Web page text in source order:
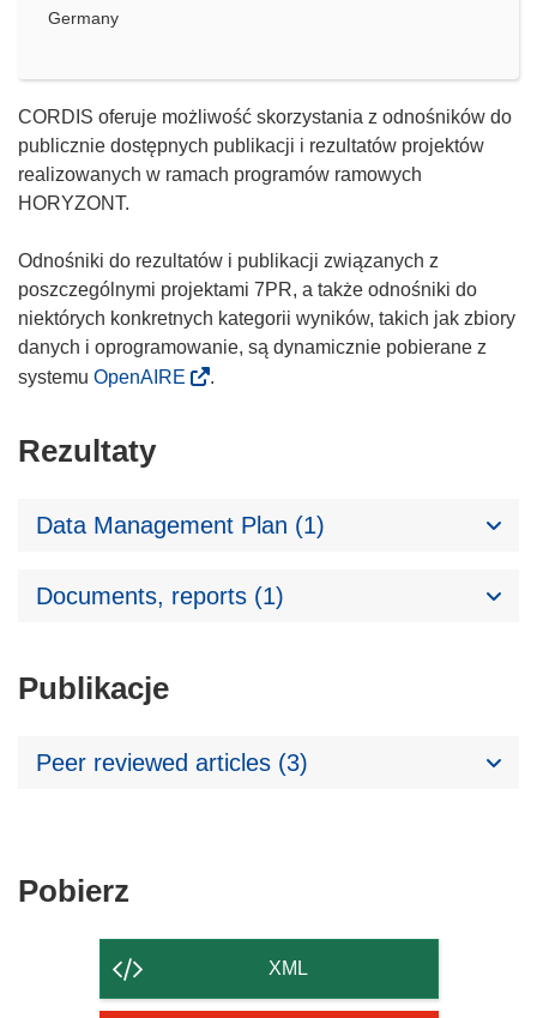
Germany
CORDIS oferuje możliwość skorzystania z odnośników do
publicznie dostępnych publikacji i rezultatów projektów
realizowanych w ramach programów ramowych
HORYZONT.
Odnośniki do rezultatów i publikacji związanych z
poszczególnymi projektami 7PR, a także odnośniki do
niektórych konkretnych kategorii wyników, takich jak zbiory
danych i oprogramowanie, są dynamicznie pobierane z
systemu OpenAIRE .
Rezultaty
Data Management Plan (1)
Documents, reports (1)
Publikacje
Peer reviewed articles (3)
Pobierz
strony
XML